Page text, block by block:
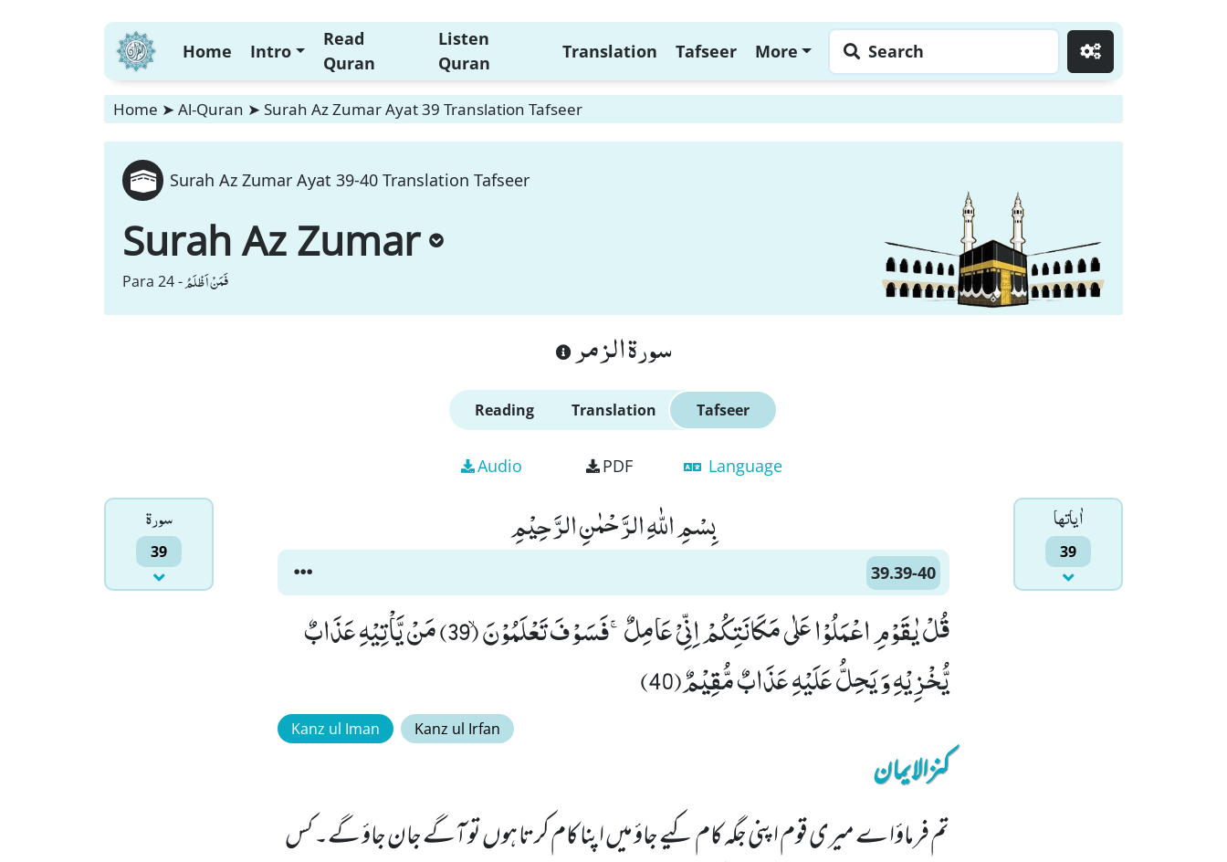
Home Intro
Read
Quran
Listen
Quran
Translation Tafseer More Search
Home ➤ Al-Quran ➤ Surah Az Zumar Ayat 39 Translation Tafseer
Surah Az Zumar Ayat 39-40 Translation Tafseer
Surah Az Zumar
Para 24 -فَمَنْ اَظْلَمُ
سورة الزمر
Reading Translation Tafseer
Audio PDF Language
سورۃ
39
اٰياتها
39
بِسْمِ اللّٰهِ الرَّحْمٰنِ الرَّحِیْمِ
39.39-40
قُلْ یٰقَوْمِ اعْمَلُوْا عَلٰى مَكَانَتِكُمْ اِنِّیْ عَامِلٌۚ-فَسَوْفَ تَعْلَمُوْنَۙ (39) مَنْ یَّاْتِیْهِ عَذَابٌ
یُّخْزِیْهِ وَ یَحِلُّ عَلَیْهِ عَذَابٌ مُّقِیْمٌ(40)
Kanz ul Iman Kanz ul Irfan
کنزالایمان
تم فرماؤا ے میری قوم اپنی جگہ کام کیے جاؤ میں اپنا کام کرتا ہوں تو آگے جان جاؤ گے۔ کس